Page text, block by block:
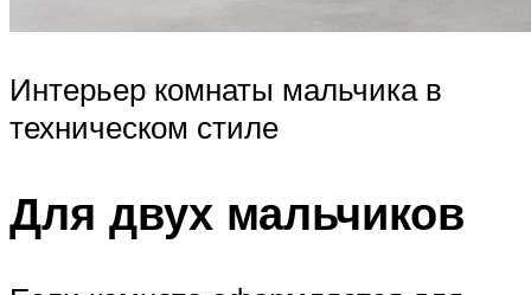
Интерьер комнаты мальчика в
техническом стиле
Для двух мальчиков